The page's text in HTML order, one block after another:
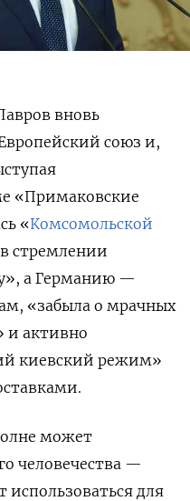
вновь
союз и,
«Примаковские
«Комсомольской
стремлении
а Германию —
«забыла о мрачных
и активно
киевский режим»
может
человечества —
использоваться для